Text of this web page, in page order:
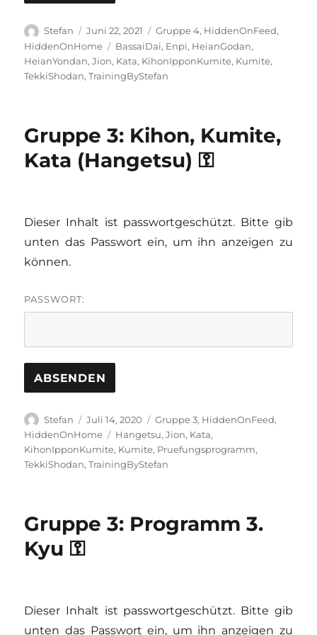
Autor
Stefan
Veröffentlicht
am
Juni 22, 2021 Kategorien
Gruppe 4, HiddenOnFeed,
HiddenOnHome
Schlagwörter
BassaiDai, Enpi, HeianGodan,
HeianYondan,Jion, Kata, KihonIpponKumite, Kumite,
TekkiShodan,TrainingByStefan
Gruppe 3: Kihon, Kumite,
Kata (Hangetsu) ⚿
Dieser Inhalt ist passwortgeschützt. Bitte gib
unten das Passwort ein, um ihn anzeigen zu
können.
PASSWORT:
Autor
Stefan
Veröffentlicht
am
Juli 14, 2020 Kategorien
Gruppe 3, HiddenOnFeed,
HiddenOnHome
Schlagwörter
Hangetsu,Jion, Kata,
KihonIpponKumite, Kumite, Pruefungsprogramm,
TekkiShodan,TrainingByStefan
Gruppe 3: Programm 3.
Kyu ⚿
Dieser Inhalt ist passwortgeschützt. Bitte gib
unten das Passwort ein, um ihn anzeigen zu